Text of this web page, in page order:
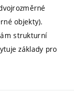
objekty).
strukturní
základy pro